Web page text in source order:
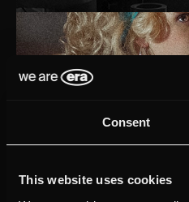
Consent
This website uses cookies